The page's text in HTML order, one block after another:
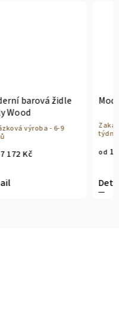
barová židle
Wood
výroba - 6-9
Kč
týdnů
od14